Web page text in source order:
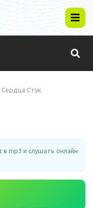
Сердца Стук
в mp3 и слушать онлайн